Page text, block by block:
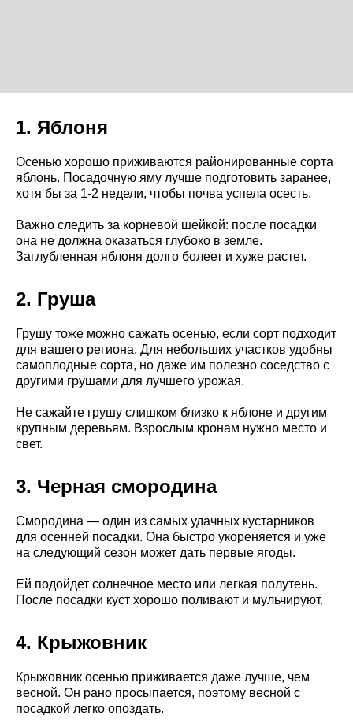
1. Яблоня
Осенью хорошо приживаются районированные сорта
яблонь. Посадочную яму лучше подготовить заранее,
хотя бы за 1-2 недели, чтобы почва успела осесть.
Важно следить за корневой шейкой: после посадки
она не должна оказаться глубоко в земле.
Заглубленная яблоня долго болеет и хуже растет.
2. Груша
Грушу тоже можно сажать осенью, если сорт подходит
для вашего региона. Для небольших участков удобны
самоплодные сорта, но даже им полезно соседство с
другими грушами для лучшего урожая.
Не сажайте грушу слишком близко к яблоне и другим
крупным деревьям. Взрослым кронам нужно место и
свет.
3. Черная смородина
Смородина — один из самых удачных кустарников
для осенней посадки. Она быстро укореняется и уже
на следующий сезон может дать первые ягоды.
Ей подойдет солнечное место или легкая полутень.
После посадки куст хорошо поливают и мульчируют.
4. Крыжовник
Крыжовник осенью приживается даже лучше, чем
весной. Он рано просыпается, поэтому весной с
посадкой легко опоздать.